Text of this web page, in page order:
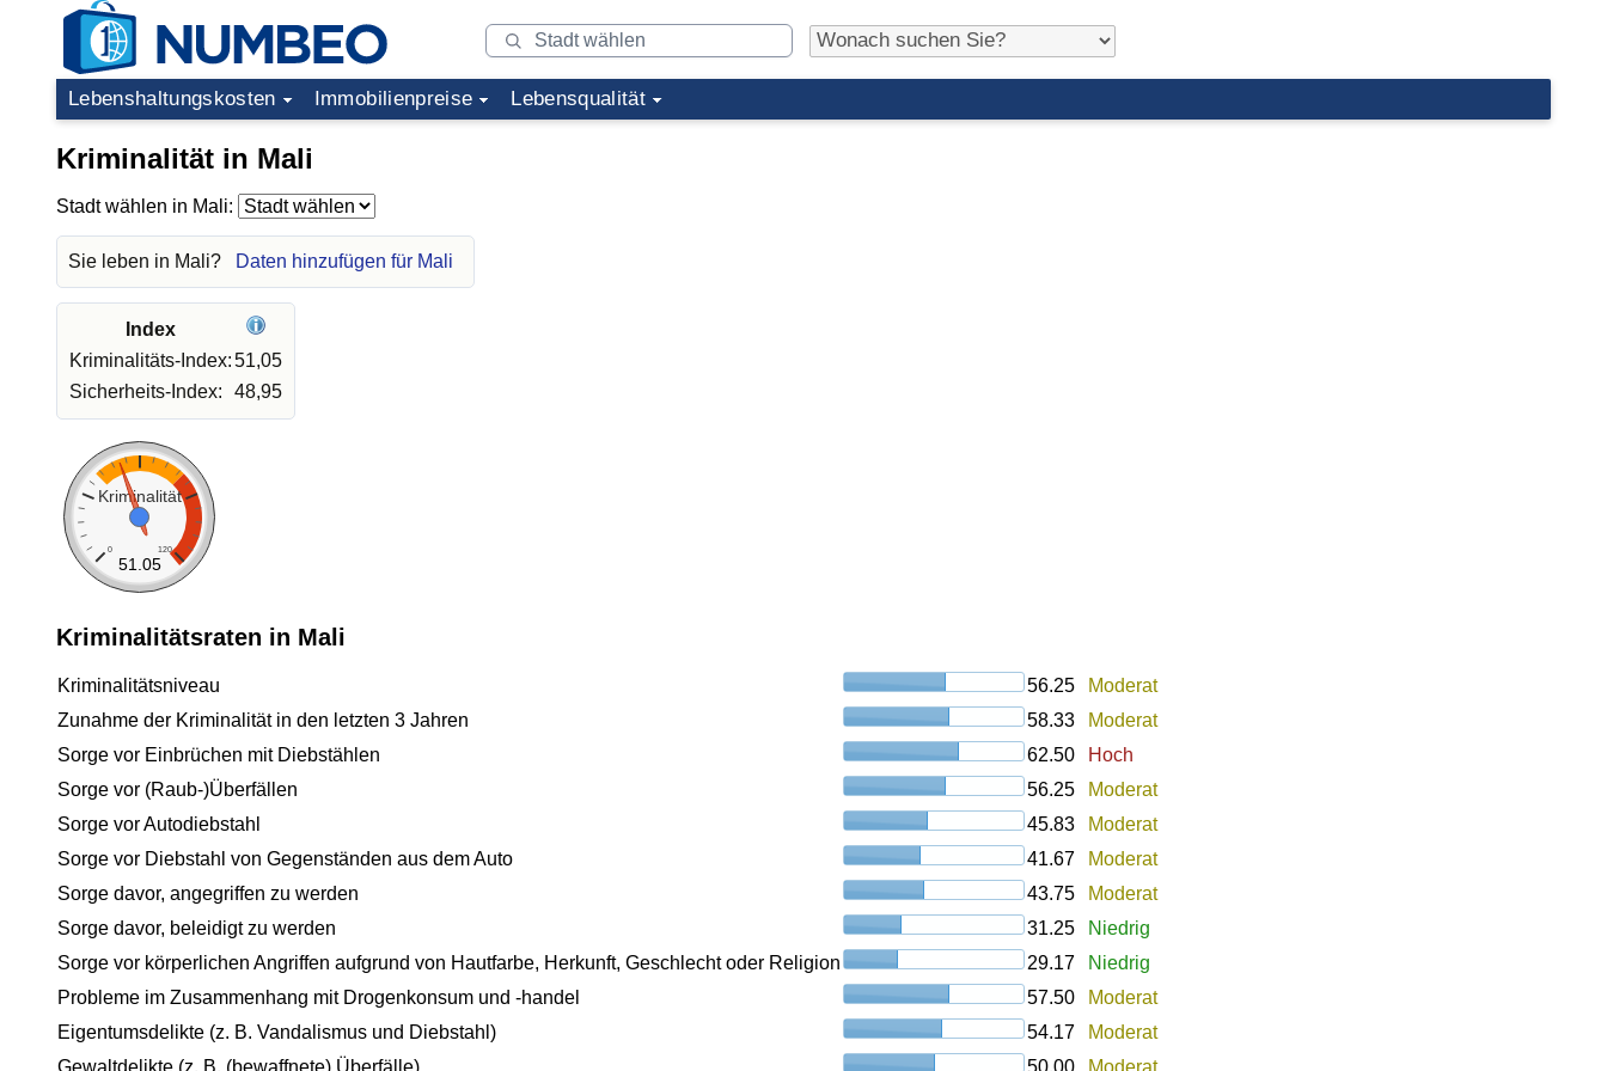
Lebenshaltungskosten Immobilienpreise Lebensqualität
Kriminalität in Mali
Stadt wählen in Mali:
Sie leben in Mali? Daten hinzufügen für Mali
Index
Kriminalitäts-Index:51,05
Sicherheits-Index:
48,95
Kriminalität
0 120
51.05
Kriminalitätsraten in Mali
Kriminalitätsniveau 56.25
Moderat
Zunahme der Kriminalität in den letzten 3 Jahren
58.33
Moderat
Sorge vor Einbrüchen mit Diebstählen
62.50
Hoch
Sorge vor (Raub-)Überfällen
56.25
Moderat
Sorge vor Autodiebstahl
45.83
Moderat
Sorge vor Diebstahl von Gegenständen aus dem Auto
41.67
Moderat
Sorge davor, angegriffen zu werden
43.75
Moderat
Sorge davor, beleidigt zu werden
31.25
Niedrig
Sorge vor körperlichen Angriffen aufgrund von Hautfarbe, Herkunft, Geschlecht oder Religion
29.17
Niedrig
Probleme im Zusammenhang mit Drogenkonsum und -handel
57.50
Moderat
Eigentumsdelikte (z. B. Vandalismus und Diebstahl)
54.17
Moderat
Gewaltdelikte (z. B. (bewaffnete) Überfälle)
50.00
Moderat